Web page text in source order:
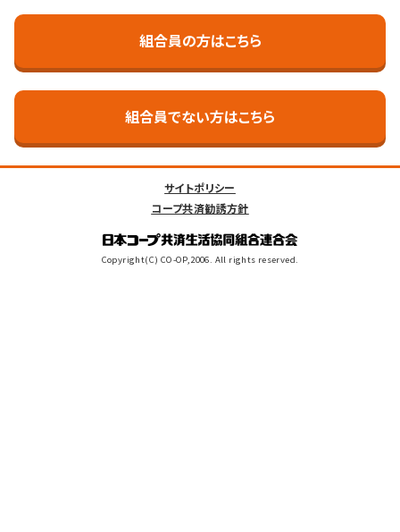
組合員の方はこちら
組合員でない方はこちら
サイトポリシー
コープ共済勧誘方針
Copyright(C) CO-OP,2006. All rights reserved.